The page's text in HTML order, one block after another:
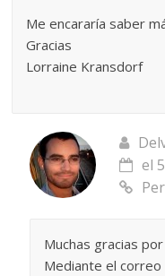
Me encararía saber
Gracias
Lorraine Kransdorf
el
Muchas gracias
Mediante el correo